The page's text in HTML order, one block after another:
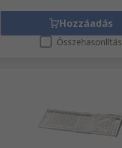
Hozzáadás
Összehasonlítás